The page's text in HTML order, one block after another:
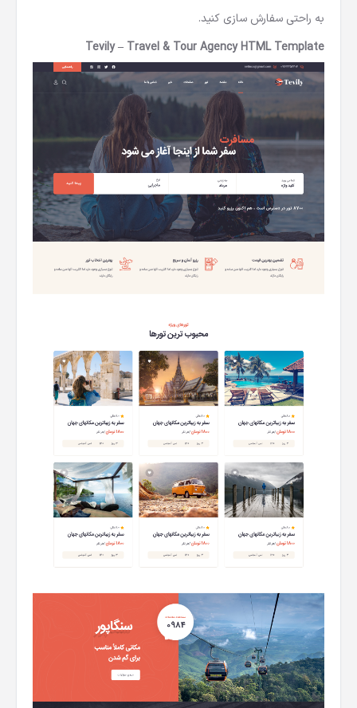
به راحتی سفارش سازی کنید.
Tevily – Travel & Tour Agency HTML Template